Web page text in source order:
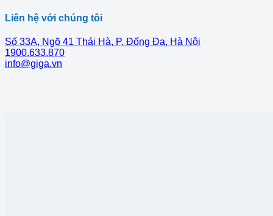
Liên hệ với chúng tôi
Số 33A, Ngõ 41 Thái Hà, P. Đống Đa, Hà Nội
1900.633.870
info@giga.vn